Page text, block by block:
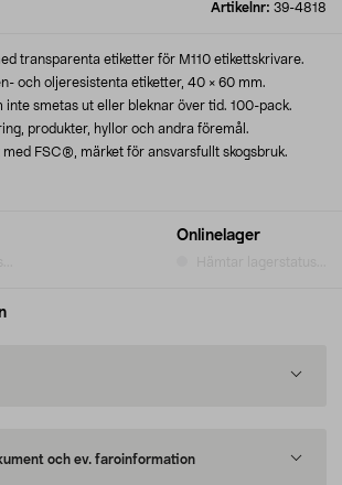
Artikelnr: 39-4818
Onlinelager
transparenta etiketter för M110 etikettskrivare.
och oljeresistenta etiketter, 40 × 60 mm.
inte smetas ut eller bleknar över tid. 100-pack.
produkter, hyllor och andra föremål.
FSC®, märket för ansvarsfullt skogsbruk.
och ev. faroinformation